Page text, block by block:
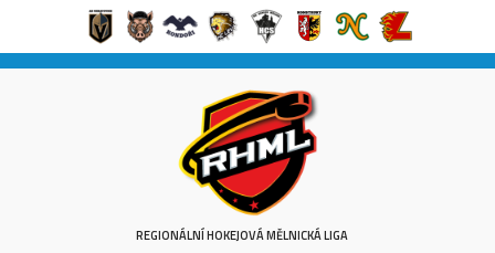
Skip
REGIONÁLNÍ HOKEJOVÁ MĚLNICKÁ LIGA